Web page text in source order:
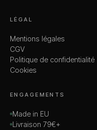
LÉGAL
Mentions légales
CGV
Politique de confidentialité
Cookies
ENGAGEMENTS
Made in EU
Livraison 79€+